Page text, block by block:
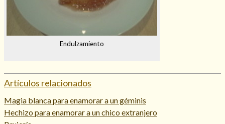
Endulzamiento
Artículos relacionados
Magia blanca para enamorar a un géminis
Hechizo para enamorar a un chico extranjero